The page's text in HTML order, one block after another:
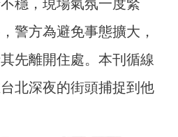
穩，現場氣氛一度緊
警方為避免事態擴大，
先離開住處。本刊循線
北深夜的街頭捕捉到他